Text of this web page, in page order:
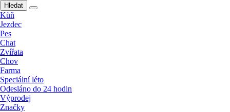
Hledat
Kůň
Jezdec
Pes
Chat
Zvířata
Chov
Farma
Speciální léto
Odesláno do 24 hodin
Výprodej
Značky